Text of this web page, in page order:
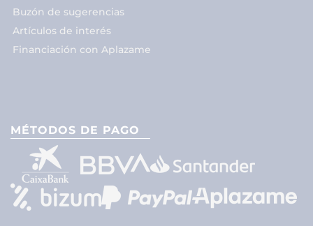
Buzón de sugerencias
Artículos de interés
Financiación con Aplazame
MÉTODOS DE PAGO